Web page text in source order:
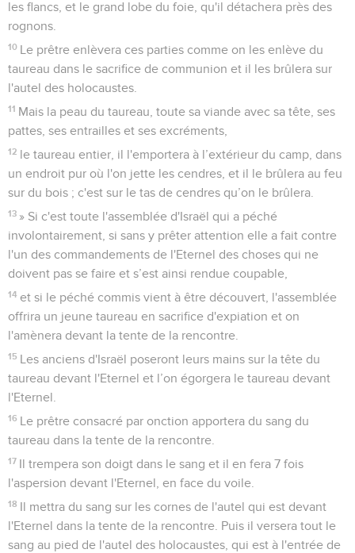
les flancs, et le grand lobe du foie, qu'il détachera près des
rognons.
10
Le prêtre enlèvera ces parties comme on les enlève du
taureau dans le sacrifice de communion et il les brûlera sur
l'autel des holocaustes.
11 Mais la peau du taureau, toute sa viande avec sa tête, ses
pattes, ses entrailles et ses excréments,
12
le taureau entier, il l'emportera à l’extérieur du camp, dans
un endroit pur où l'on jette les cendres, et il le brûlera au feu
sur du bois ; c'est sur le tas de cendres qu’on le brûlera.
13 » Si c'est toute l'assemblée d'Israël qui a péché
involontairement, si sans y prêter attention elle a fait contre
l'un des commandements de l'Eternel des choses qui ne
doivent pas se faire et s’est ainsi rendue coupable,
14 et si le péché commis vient à être découvert, l'assemblée
offrira un jeune taureau en sacrifice d'expiation et on
l'amènera devant la tente de la rencontre.
15
Les anciens d'Israël poseront leurs mains sur la tête du
taureau devant l'Eternel et l’on égorgera le taureau devant
l'Eternel.
16
Le prêtre consacré par onction apportera du sang du
taureau dans la tente de la rencontre.
17
Il trempera son doigt dans le sang et il en fera 7 fois
l'aspersion devant l'Eternel, en face du voile.
18
Il mettra du sang sur les cornes de l'autel qui est devant
l'Eternel dans la tente de la rencontre. Puis il versera tout le
sang au pied de l'autel des holocaustes, qui est à l'entrée de